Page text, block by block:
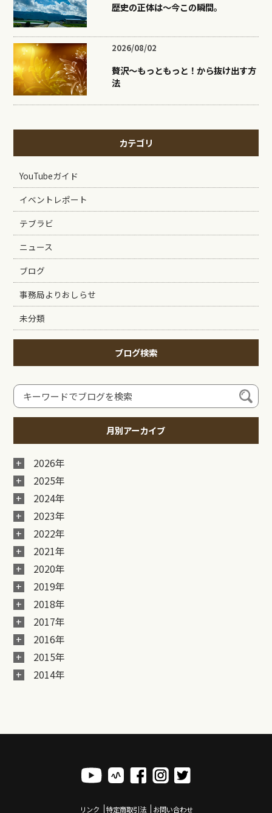
歴史の正体は〜今この瞬間。
2026/08/02
贅沢〜もっともっと！から抜け出す方
法
カテゴリ
YouTubeガイド
イベントレポート
テブラビ
ニュース
ブログ
事務局よりおしらせ
未分類
ブログ検索
月別アーカイブ
2026年
2025年
2024年
2023年
2022年
2021年
2020年
2019年
2018年
2017年
2016年
2015年
2014年
リンク 特定商取引法 お問い合わせ